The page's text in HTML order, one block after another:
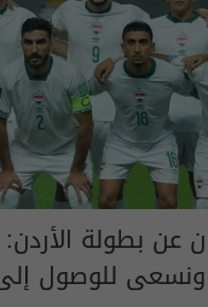
عن بطولة الأردن:
ونسعى للوصول